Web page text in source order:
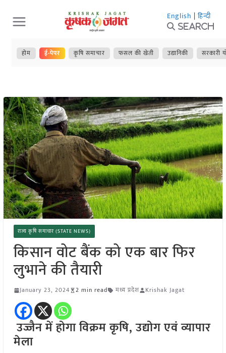
Skip
to
content
English | हिन्दी
Search
होम ई-पेपर कृषि समाचार फसल की खेती उद्यानिकी सरकारी
राज्य कृषि समाचार (STATE NEWS)
किसान वोट बैंक को एक बार फिर
लुभाने की तैयारी
January 23, 2024 2 min read मध्य प्रदेश Krishak Jagat
उज्जैन में होगा विक्रम कृषि, उद्योग एवं व्यापार
मेला